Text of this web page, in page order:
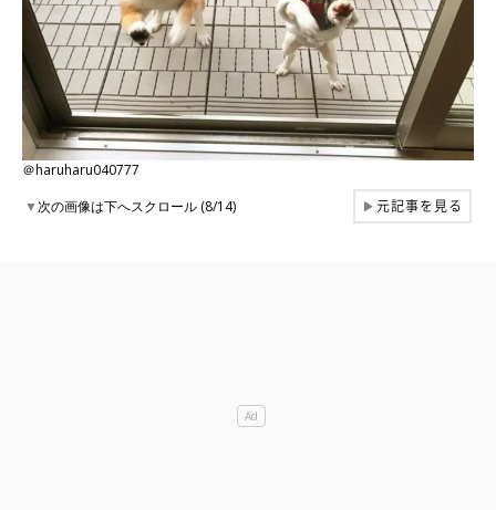
＠haruharu040777
▼次の画像は下へスクロール (8/14) ▶元記事を見る